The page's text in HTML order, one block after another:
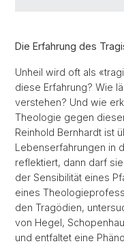
Die Erfahrung des
Unheil wird oft als
diese Erfahrung? Wie
verstehen? Und wie
Theologie gegen
Reinhold Bernhardt ist
Lebenserfahrungen in
reflektiert, dann darf
der Sensibilität eines
eines
den Tragödien,
von Hegel,
und entfaltet eine